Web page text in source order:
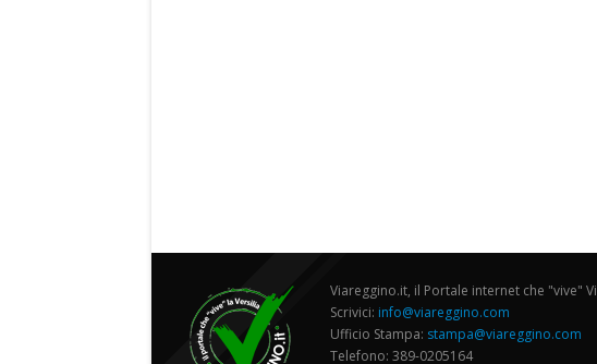
Viareggino.it, il Portale internet che "vive"
Scrivici: info@viareggino.com
Ufficio Stampa: stampa@viareggino.com
Telefono: 389-0205164